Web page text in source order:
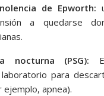
de Epworth:
a quedarse
nocturna (PSG):
para
ejemplo, apnea).